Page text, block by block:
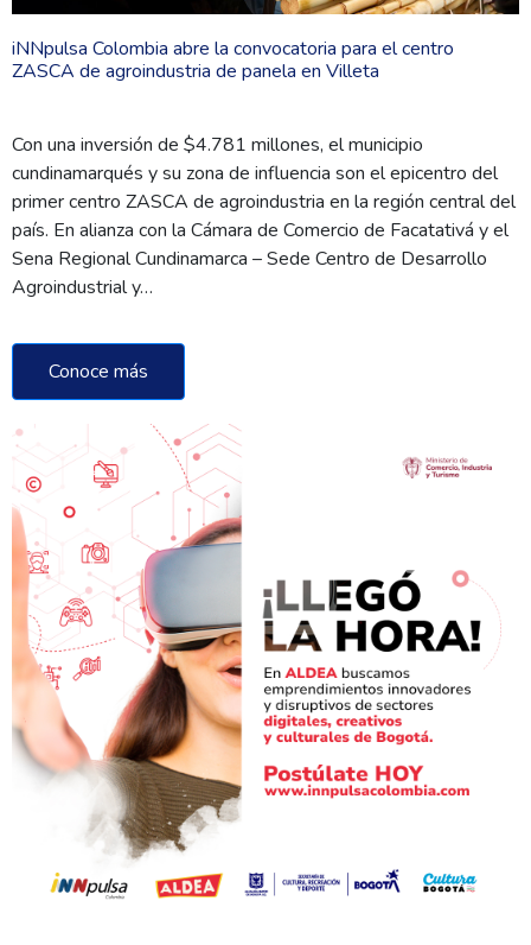
iNNpulsa Colombia abre la convocatoria para el centro
ZASCA de agroindustria de panela en Villeta
Con una inversión de $4.781 millones, el municipio
cundinamarqués y su zona de influencia son el epicentro del
primer centro ZASCA de agroindustria en la región central del
país. En alianza con la Cámara de Comercio de Facatativá y el
Sena Regional Cundinamarca – Sede Centro de Desarrollo
Agroindustrial y…
Conoce más